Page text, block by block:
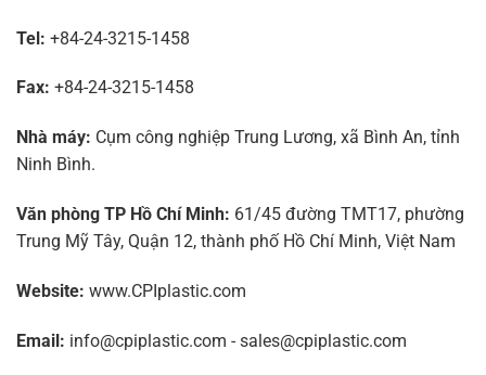
Tel: +84-24-3215-1458
Fax: +84-24-3215-1458
Nhà máy: Cụm công nghiệp Trung Lương, xã Bình An, tỉnh
Ninh Bình.
Văn phòng TP Hồ Chí Minh: 61/45 đường TMT17, phường
Trung Mỹ Tây, Quận 12, thành phố Hồ Chí Minh, Việt Nam
Website: www.CPIplastic.com
Email: info@cpiplastic.com - sales@cpiplastic.com